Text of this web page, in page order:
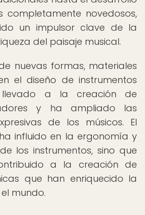
completamente novedosos,
un impulsor clave de la
del paisaje musical.
nuevas formas, materiales
el diseño de instrumentos
llevado a la creación de
y ha ampliado las
de los músicos. El
influido en la ergonomía y
los instrumentos, sino que
a la creación de
que han enriquecido la
mundo.